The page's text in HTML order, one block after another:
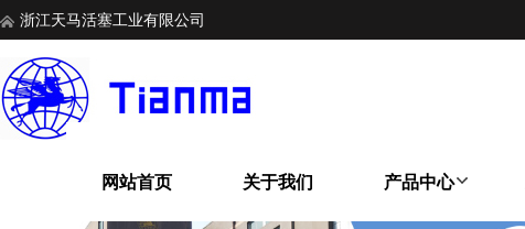
浙江天马活塞工业有限公司
网站首页 关于我们 产品中心